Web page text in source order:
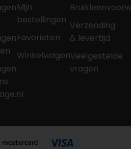
Mijn
bestellingen
Favorieten
Winkelwagen
Verzending
& levertijd
Veelgestelde
vragen